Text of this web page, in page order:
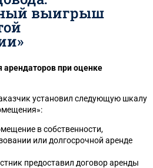
выигрыш
при оценке
установил следующую шкалу
в собственности,
или долгосрочной аренде
предоставил договор аренды